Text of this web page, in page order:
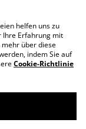
helfen uns zu
Ihre Erfahrung mit
mehr über diese
indem Sie auf
Cookie-Richtlinie